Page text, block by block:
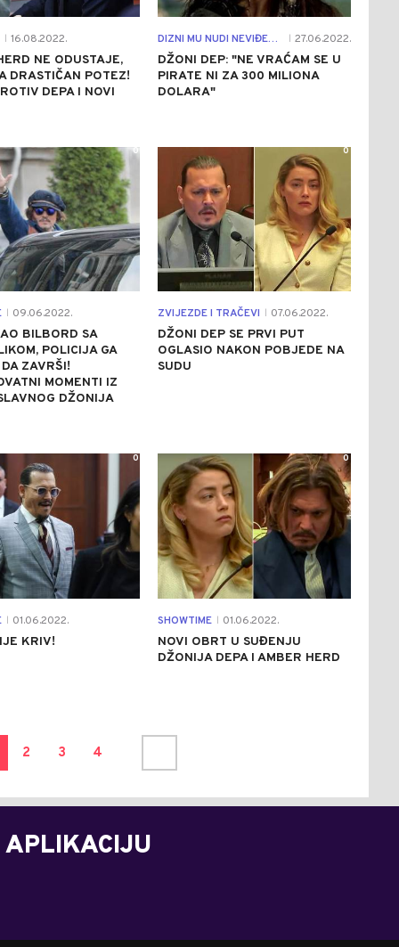
16.08.2022.
NE ODUSTAJE,
DRASTIČAN POTEZ!
DEPA I NOVI
DIZNI MU NUDI NEVIĐENO BOGATSTVO 27.06.2022.
DŽONI DEP: "NE VRAĆAM SE U
PIRATE NI ZA 300 MILIONA
DOLARA"
09.06.2022.
BILBORD SA
POLICIJA GA
ZAVRŠI!
MOMENTI IZ
DŽONIJA
0
ZVIJEZDE I TRAČEVI 07.06.2022.
DŽONI DEP SE PRVI PUT
OGLASIO NAKON POBJEDE NA
SUDU
0
01.06.2022.
KRIV!
0
SHOWTIME 01.06.2022.
NOVI OBRT U SUĐENJU
DŽONIJA DEPA I AMBER HERD
0
2 3 4
APLIKACIJU